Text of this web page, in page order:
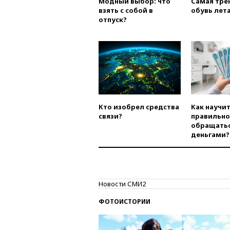
взять с собой в
отпуск?
обувь
Кто изобрел средства
связи?
Как
правильно
деньгами?
Новости СМИ2
ФОТОИСТОРИИ